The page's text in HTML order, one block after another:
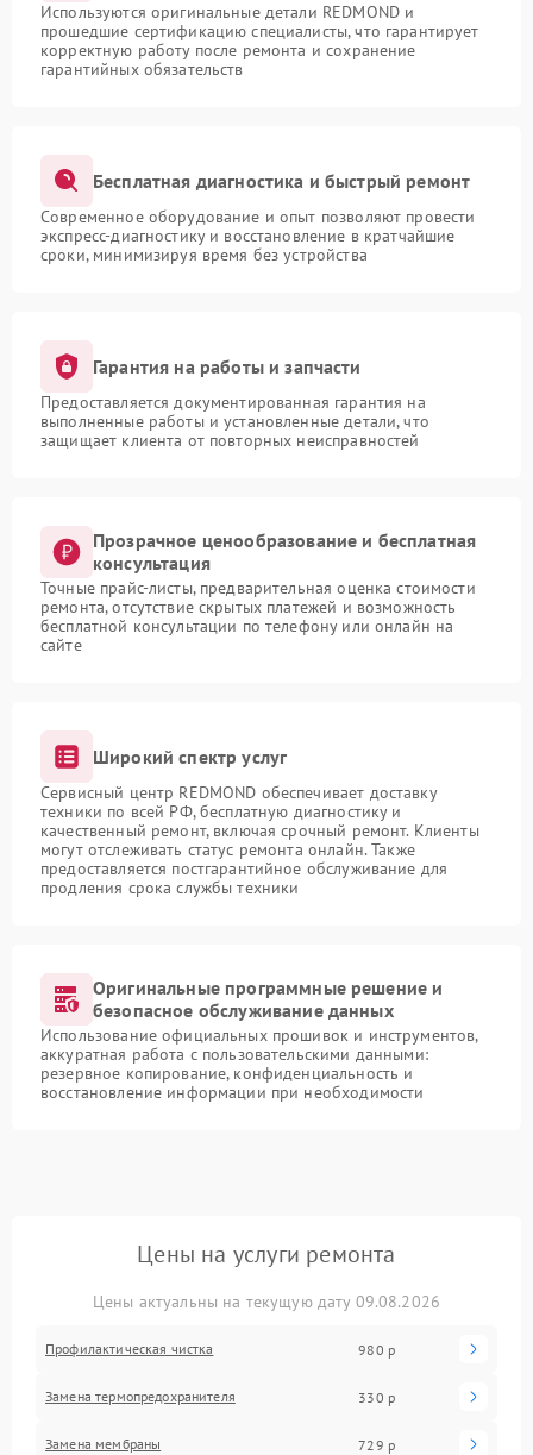
Используются оригинальные детали REDMOND и
прошедшие сертификацию специалисты, что гарантирует
корректную работу после ремонта и сохранение
гарантийных обязательств
Бесплатная диагностика и быстрый ремонт
Современное оборудование и опыт позволяют провести
экспресс-диагностику и восстановление в кратчайшие
сроки, минимизируя время без устройства
Гарантия на работы и запчасти
Предоставляется документированная гарантия на
выполненные работы и установленные детали, что
защищает клиента от повторных неисправностей
Прозрачное ценообразование и бесплатная
консультация
Точные прайс-листы, предварительная оценка стоимости
ремонта, отсутствие скрытых платежей и возможность
бесплатной консультации по телефону или онлайн на
сайте
Широкий спектр услуг
Сервисный центр REDMOND обеспечивает доставку
техники по всей РФ, бесплатную диагностику и
качественный ремонт, включая срочный ремонт. Клиенты
могут отслеживать статус ремонта онлайн. Также
предоставляется постгарантийное обслуживание для
продления срока службы техники
Оригинальные программные решение и
безопасное обслуживание данных
Использование официальных прошивок и инструментов,
аккуратная работа с пользовательскими данными:
резервное копирование, конфиденциальность и
восстановление информации при необходимости
Цены на услуги ремонта
Цены актуальны на текущую дату 09.08.2026
Профилактическая чистка 980 р
Замена термопредохранителя 330 р
Замена мембраны 729 р